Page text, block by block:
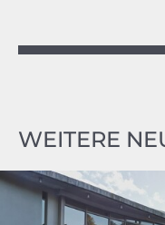
WEITERE